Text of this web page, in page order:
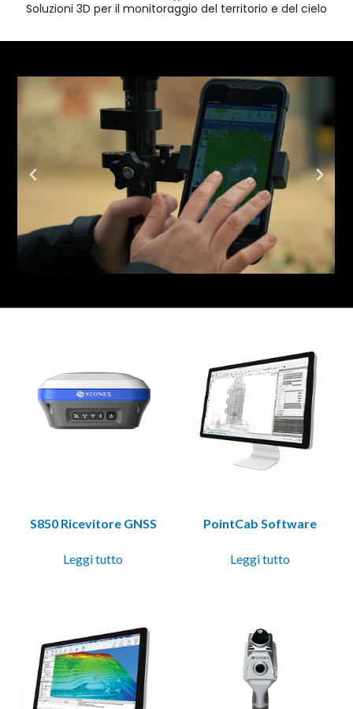
Soluzioni 3D per il monitoraggio del territorio e del cielo
S850 Ricevitore GNSS
Leggi tutto
PointCab Software
Leggi tutto